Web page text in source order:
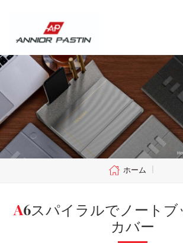
ホーム |
A6スパイラルでノートブックマーク
カバー